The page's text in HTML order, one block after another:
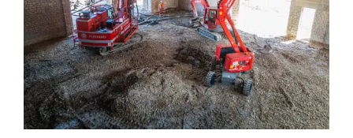
Un chantier en environnement
contraint à Saint-Brieuc